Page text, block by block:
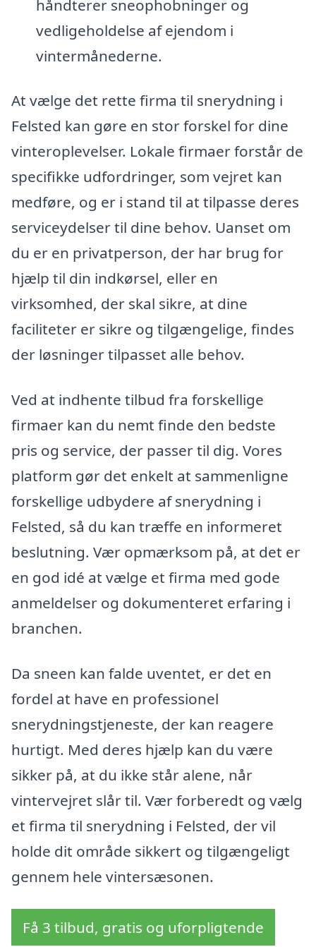
håndterer sneophobninger og
vedligeholdelse af ejendom i
vintermånederne.
At vælge det rette firma til snerydning i
Felsted kan gøre en stor forskel for dine
vinteroplevelser. Lokale firmaer forstår de
specifikke udfordringer, som vejret kan
medføre, og er i stand til at tilpasse deres
serviceydelser til dine behov. Uanset om
du er en privatperson, der har brug for
hjælp til din indkørsel, eller en
virksomhed, der skal sikre, at dine
faciliteter er sikre og tilgængelige, findes
der løsninger tilpasset alle behov.
Ved at indhente tilbud fra forskellige
firmaer kan du nemt finde den bedste
pris og service, der passer til dig. Vores
platform gør det enkelt at sammenligne
forskellige udbydere af snerydning i
Felsted, så du kan træffe en informeret
beslutning. Vær opmærksom på, at det er
en god idé at vælge et firma med gode
anmeldelser og dokumenteret erfaring i
branchen.
Da sneen kan falde uventet, er det en
fordel at have en professionel
snerydningstjeneste, der kan reagere
hurtigt. Med deres hjælp kan du være
sikker på, at du ikke står alene, når
vintervejret slår til. Vær forberedt og vælg
et firma til snerydning i Felsted, der vil
holde dit område sikkert og tilgængeligt
gennem hele vintersæsonen.
Få 3 tilbud, gratis og uforpligtende